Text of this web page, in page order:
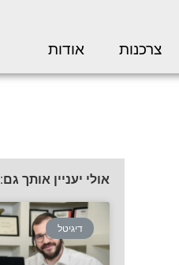
צרכנות אודות
אולי יעניין אותך גם:
דיגיטל